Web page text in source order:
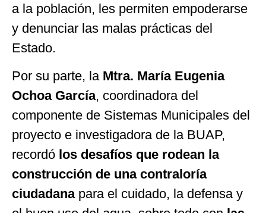
a la población, les permiten empoderarse
y denunciar las malas prácticas del
Estado.
Por su parte, la Mtra. María Eugenia
Ochoa García, coordinadora del
componente de Sistemas Municipales del
proyecto e investigadora de la BUAP,
recordó los desafíos que rodean la
construcción de una contraloría
ciudadanapara el cuidado, la defensa y